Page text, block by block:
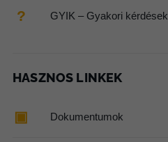
? GYIK – Gyakori kérdések
HASZNOS LINKEK
▣ Dokumentumok